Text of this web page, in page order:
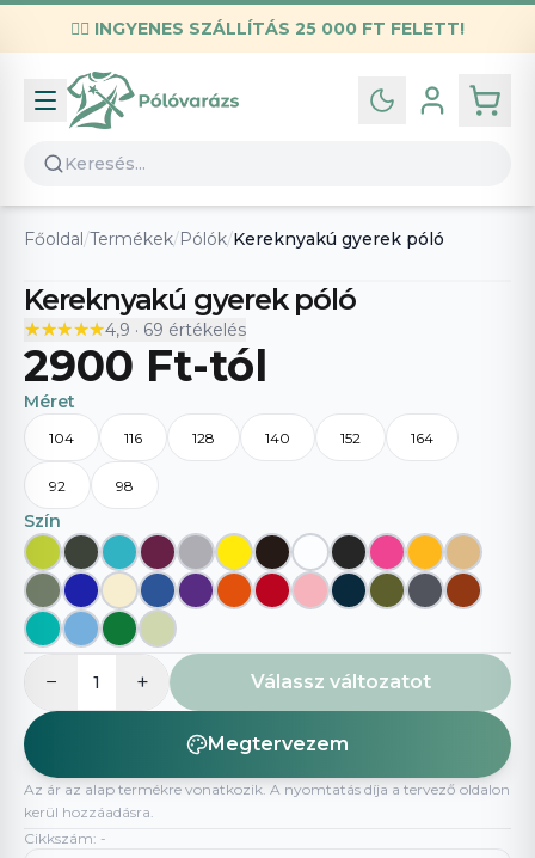
✌🏼 INGYENES SZÁLLÍTÁS 25 000 FT FELETT!
Infó
Kapcsolat
GYIK
Általános szerződési feltételek
Adatvédelmi nyilatkozat
Főoldal /Termékek/Pólók/Kereknyakú gyerek póló
Kereknyakú gyerek póló
★★★★★
★★★★★4,9 · 69 értékelés
2900 Ft-tól
Méret
104 116 128 140 152 164
92 98
Szín
− 1 + Válassz változatot
Megtervezem
Az ár az alap termékre vonatkozik. A nyomtatás díja a tervező oldalon
kerül hozzáadásra.
Cikkszám: -